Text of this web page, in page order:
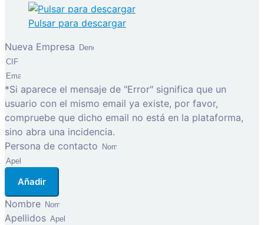
Pulsar para descargar
Nueva Empresa
*Si aparece el mensaje de "Error" significa que un
usuario con el mismo email ya existe, por favor,
compruebe que dicho email no está en la plataforma,
sino abra una incidencia.
Persona de contacto
Añadir
Nombre
Apellidos